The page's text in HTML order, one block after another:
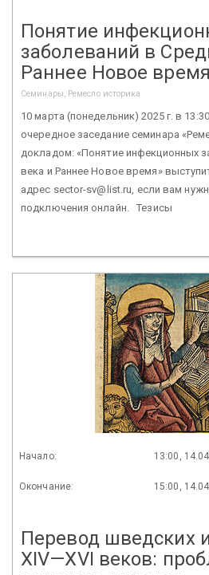
Понятие
заболеваний в
Раннее Новое время
Семинары, Ремесло историка
10 марта (понедельник) 2025 г. в
очередное заседание семинара
докладом: «Понятие инфекционных
века и Раннее Новое время»
адрес sector-sv@list.ru, если вам
подключения онлайн. Тезисы
Начало: 13:00,
Окончание: 15:00,
Перевод шведских
XIV—XVI веков: